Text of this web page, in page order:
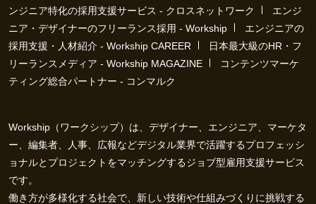
ンジニア特化の採用支援サービス - クロスネットワーク
エンジ
ニア・デザイナーのフリーランス採用 - Workship
エンジニアの
採用支援・人材紹介 - Workship CAREER
日本最大級のHR・フ
リーランスメディア - Workship MAGAZINE
コンテンツマーケ
ティング総合パートナー - コンマルク
Workship（ワークシップ）は、デザイナー、エンジニア、マーケタ
ー、編集者、人事、広報などデジタル業界で活躍するプロフェッシ
ョナルとプロジェクトをマッチングするジョブ型雇用支援サービス
です。
働き方が多様化する社会で、新しい技術や仕組みづくりに挑戦する